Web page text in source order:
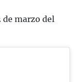
de marzo del